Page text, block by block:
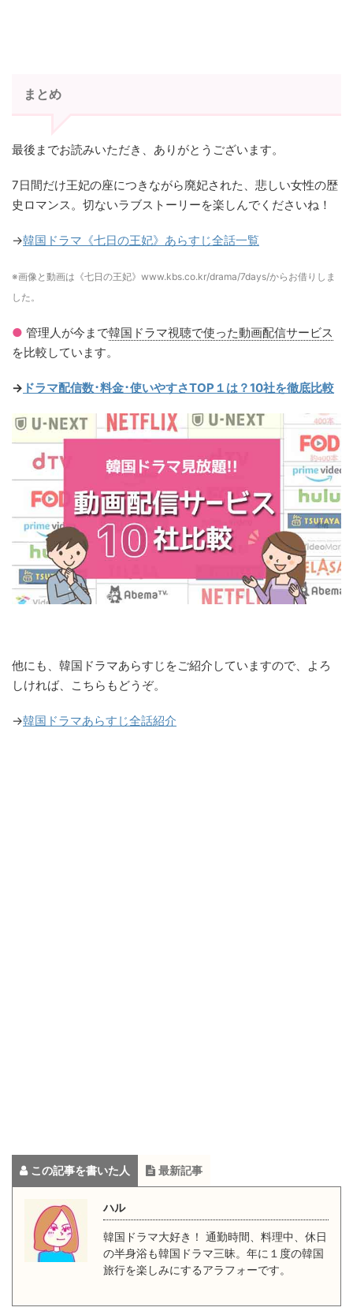
まとめ
最後までお読みいただき、ありがとうございます。
7日間だけ王妃の座につきながら廃妃された、悲しい女性の歴
史ロマンス。切ないラブストーリーを楽しんでくださいね！
→韓国ドラマ《七日の王妃》あらすじ全話一覧
※画像と動画は《七日の王妃》www.kbs.co.kr/drama/7days/からお借りしま
した。
● 管理人が今まで韓国ドラマ視聴で使った動画配信サービス
を比較しています。
→ ドラマ配信数･料金･使いやすさTOP１は？10社を徹底比較
他にも、韓国ドラマあらすじをご紹介していますので、よろ
しければ、こちらもどうぞ。
→韓国ドラマあらすじ全話紹介
この記事を書いた人 最新記事
ハル
韓国ドラマ大好き！ 通勤時間、料理中、休日
の半身浴も韓国ドラマ三昧。年に１度の韓国
旅行を楽しみにするアラフォーです。